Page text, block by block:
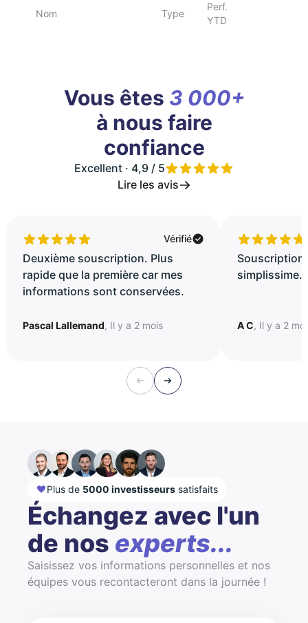
Nom Type
Perf.
YTD
Vous êtes 3 000+
à nous faire
confiance
Excellent · 4,9 / 5
Lire les avis
Vérifié
Deuxième souscription. Plus
rapide que la première car mes
informations sont conservées.
Pascal Lallemand, Il y a 2 mois
Souscription
A C, Il y a 2
Plus de 5000 investisseurs satisfaits
Échangez avec l'un
de nos experts...
Saisissez vos informations personnelles et nos
équipes vous recontacteront dans la journée !